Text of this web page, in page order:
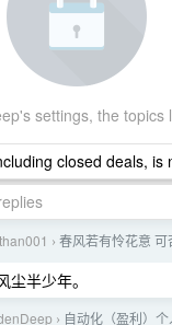
settings, the topics
closed deals, is
› 春风若有怜花意
半少年。
› 自动化（盈利）